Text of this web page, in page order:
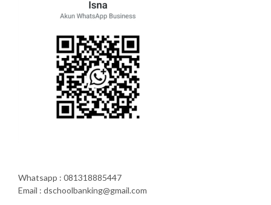
Whatsapp : 081318885447
Email : dschoolbanking@gmail.com